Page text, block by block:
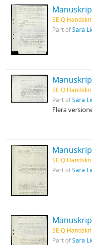
SE Q
Part ofSara
SE Q
Part ofSara
Flera
SE Q
Part ofSara
SE Q
Part ofSara